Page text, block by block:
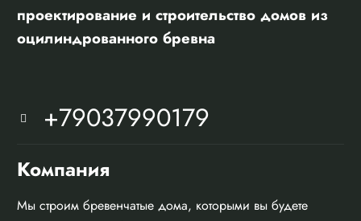
проектирование и строительство домов из
оцилиндрованного бревна
+79037990179
Компания
Мы строим бревенчатые дома, которыми вы будете